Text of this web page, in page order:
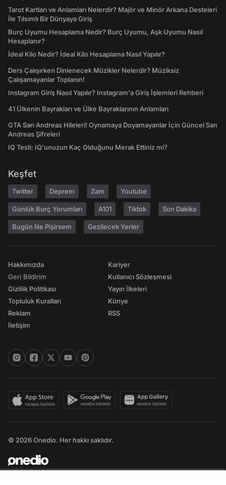
Tarot Kartları ve Anlamları Nelerdir? Majör ve Minör Arkana Desteleri
İle Tılsımlı Bir Dünyaya Giriş
Burç Uyumu Hesaplama Nedir? Burç Uyumu, Aşk Uyumu Nasıl
Hesaplanır?
İdeal Kilo Nedir? İdeal Kilo Hesaplama Nasıl Yapılır?
Ders Çalışırken Dinlenecek Müzikler Nelerdir? Müziksiz
Çalışamayanlar Toplanın!
Instagram Giriş Nasıl Yapılır? Instagram'a Giriş İşlemleri Rehberi
41 Ülkenin Bayrakları ve Ülke Bayraklarının Anlamları
GTA San Andreas Hileleri! Oynamaya Doyamayanlar İçin Güncel San
Andreas Şifreleri
IQ Testi: IQ'unuzun Kaç Olduğunu Merak Ettiniz mi?
Keşfet
Twitter Deprem Zam Youtube
Günlük Burç Yorumları A101 Tiktok Son Dakika
Bugün Ne Pişirsem Gezilecek Yerler
Hakkımızda
Geri Bildirim
Gizlilik Politikası
Topluluk Kuralları
Reklam
İletişim
Kariyer
Kullanıcı Sözleşmesi
Yayın İlkeleri
Künye
RSS
© 2026 Onedio. Her hakkı saklıdır.